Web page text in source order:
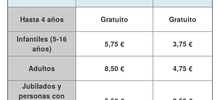
Hasta 4 años Gratuito
Gratuito
Infantiles (5-16
años)
5,75 € 3,75 €
Adultos 8,50 €
4,75 €
Jubilados y
personas con